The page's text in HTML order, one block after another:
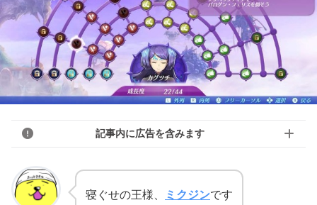
記事内に広告を含みます
寝ぐせの王様、 ミクジンです